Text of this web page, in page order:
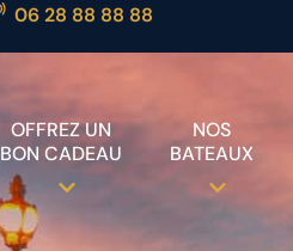
06 28 88 88 88
OFFREZ UN
BON CADEAU
NOS
BATEAUX